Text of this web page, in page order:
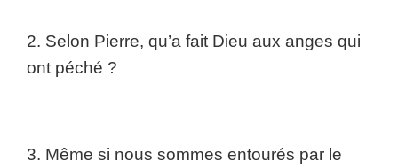
2. Selon Pierre, qu’a fait Dieu aux anges qui
ont péché ?
3. Même si nous sommes entourés par le